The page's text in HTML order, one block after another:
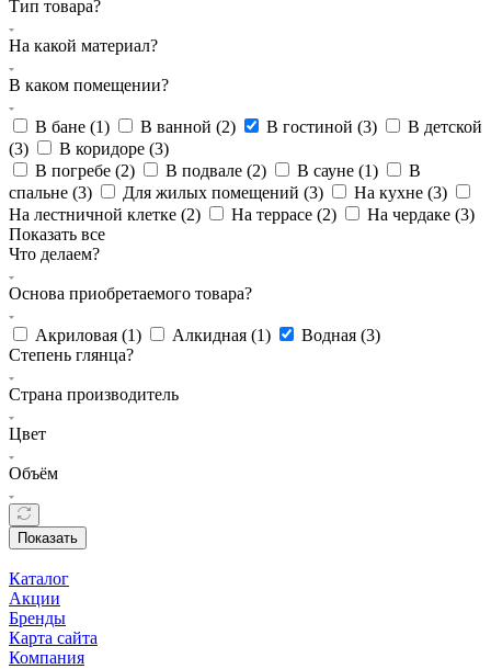
Тип товара?
На какой материал?
В каком помещении?
В бане (1) В ванной (2) В гостиной (3)
В детской
(3) В коридоре (3)
В погребе (2) В подвале (2) В сауне (1)
В
спальне (3) Для жилых помещений (3) На кухне (3)
На лестничной клетке (2) На террасе (2) На чердаке (3)
Показать все
Что делаем?
Основа приобретаемого товара?
Акриловая (1) Алкидная (1) Водная (3)
Степень глянца?
Страна производитель
Цвет
Объём
Показать
Каталог
Акции
Бренды
Карта сайта
Компания